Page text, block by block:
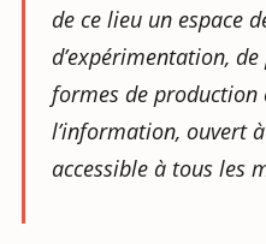
de ce lieu un espace
d’expérimentation,
formes de production
l’information, ouvert
accessible à tous les